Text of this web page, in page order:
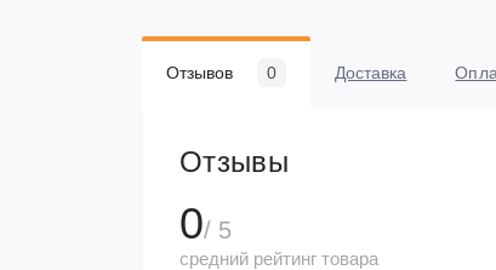
Отзывов 0 Доставка
Отзывы
0/ 5
средний рейтинг товара